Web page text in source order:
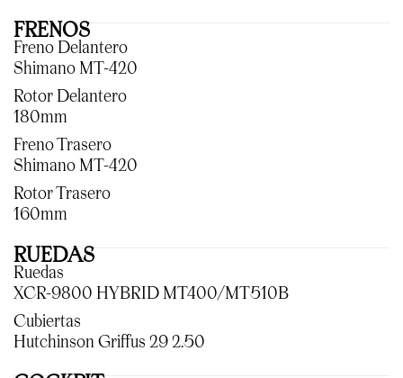
FRENOS
Freno Delantero
Shimano MT-420
Rotor Delantero
180mm
Freno Trasero
Shimano MT-420
Rotor Trasero
160mm
RUEDAS
Ruedas
XCR-9800 HYBRID MT400/MT510B
Cubiertas
Hutchinson Griffus 29 2.50